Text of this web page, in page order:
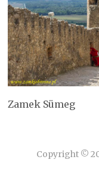
Zamek Sümeg
Copyright ©